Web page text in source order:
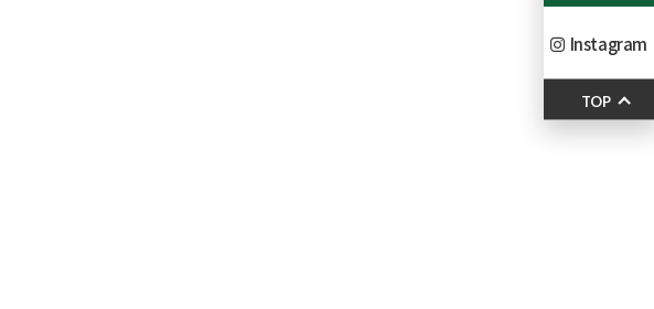
Instagram
TOP